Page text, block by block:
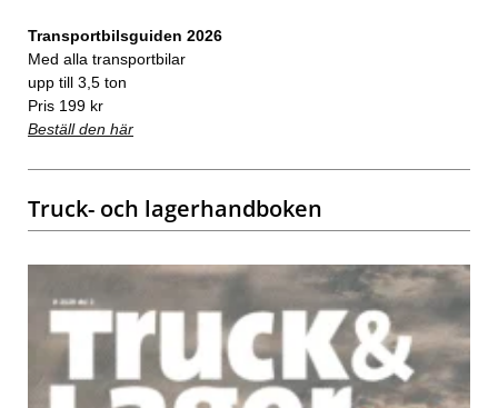
Transportbilsguiden 2026
Med alla transportbilar
upp till 3,5 ton
Pris 199 kr
Beställ den här
Truck- och lagerhandboken